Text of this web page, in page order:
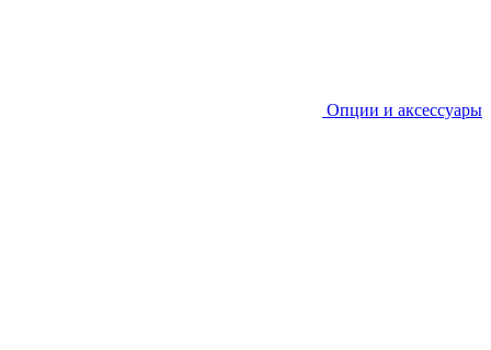
Опции и аксессуары